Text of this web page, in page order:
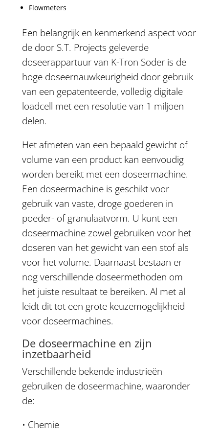
Flowmeters
Een belangrijk en kenmerkend aspect voor
de door S.T. Projects geleverde
doseerappartuur van K-Tron Soder is de
hoge doseernauwkeurigheid door gebruik
van een gepatenteerde, volledig digitale
loadcell met een resolutie van 1 miljoen
delen.
Het afmeten van een bepaald gewicht of
volume van een product kan eenvoudig
worden bereikt met een doseermachine.
Een doseermachine is geschikt voor
gebruik van vaste, droge goederen in
poeder- of granulaatvorm. U kunt een
doseermachine zowel gebruiken voor het
doseren van het gewicht van een stof als
voor het volume. Daarnaast bestaan er
nog verschillende doseermethoden om
het juiste resultaat te bereiken. Al met al
leidt dit tot een grote keuzemogelijkheid
voor doseermachines.
De doseermachine en zijn
inzetbaarheid
Verschillende bekende industrieën
gebruiken de doseermachine, waaronder
de:
• Chemie